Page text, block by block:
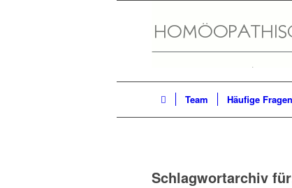
Team Häufige Fragen
Schlagwortarchiv